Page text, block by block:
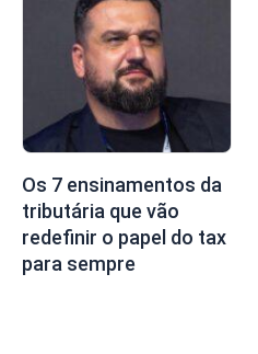
Os 7 ensinamentos da
tributária que vão
redefinir o papel do tax
para sempre